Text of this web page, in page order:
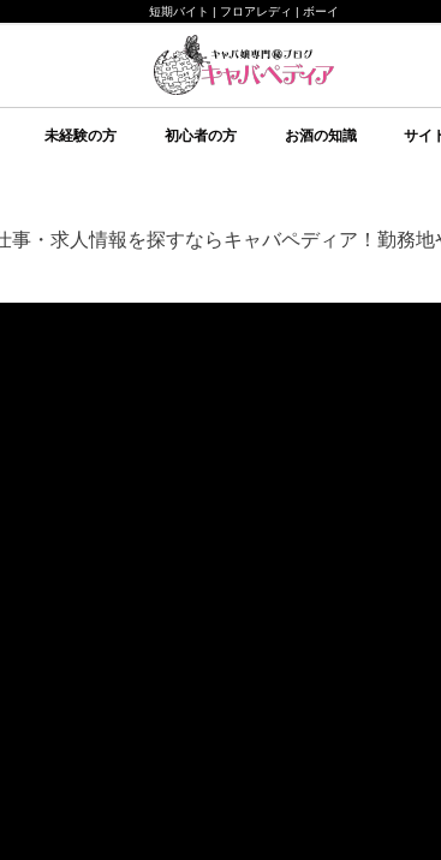
短期バイト | フロアレディ | ボーイ
未経験の方 初心者の方 お酒の知識 サイ
・求人情報を探すならキャバペディア！勤務